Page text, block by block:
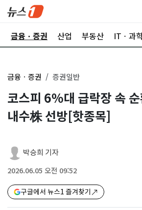
금융ㆍ증권 산업 부동산 ITㆍ과
금융ㆍ증권 증권일반
코스피 6%대 급락장 속
내수株 선방[핫종목]
박승희 기자
2026.06.05 오전 09:52
구글에서 뉴스1 즐겨찾기